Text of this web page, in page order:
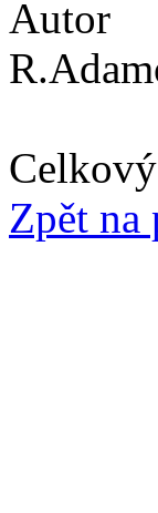
Autor
Zpět na